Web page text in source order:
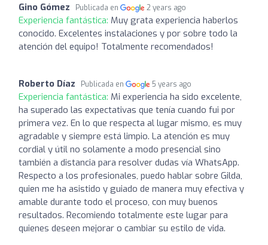
Gino Gómez Publicada en 2 years ago
Experiencia fantástica: Muy grata experiencia haberlos
conocido. Excelentes instalaciones y por sobre todo la
atención del equipo! Totalmente recomendados!
Roberto Díaz Publicada en 5 years ago
Experiencia fantástica: Mi experiencia ha sido excelente,
ha superado las expectativas que tenía cuando fui por
primera vez. En lo que respecta al lugar mismo, es muy
agradable y siempre está limpio. La atención es muy
cordial y útil no solamente a modo presencial sino
también a distancia para resolver dudas vía WhatsApp.
Respecto a los profesionales, puedo hablar sobre Gilda,
quien me ha asistido y guiado de manera muy efectiva y
amable durante todo el proceso, con muy buenos
resultados. Recomiendo totalmente este lugar para
quienes deseen mejorar o cambiar su estilo de vida.